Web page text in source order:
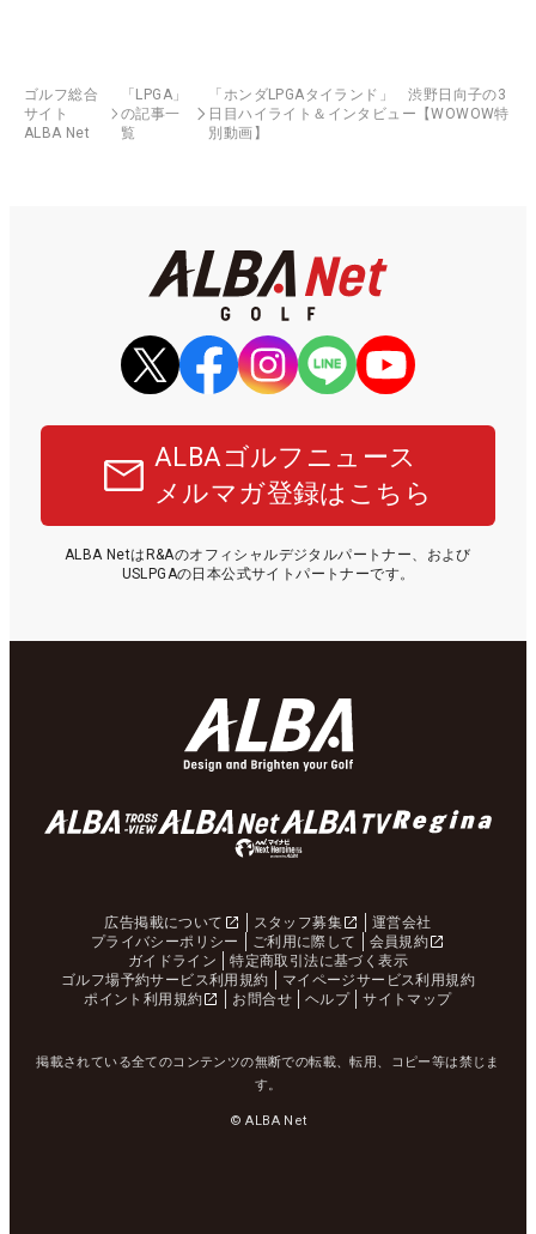
ゴルフ総合
サイト
ALBA Net
「LPGA」
の記事一
覧
「ホンダLPGAタイランド」 渋野日向子の3
日目ハイライト＆インタビュー【WOWOW特
別動画】
ALBAゴルフニュース
メルマガ登録はこちら
ALBA NetはR&Aのオフィシャルデジタルパートナー、および
USLPGAの日本公式サイトパートナーです。
広告掲載について スタッフ募集
運営会社
プライバシーポリシー
ご利用に際して
会員規約
ガイドライン
特定商取引法に基づく表示
ゴルフ場予約サービス利用規約
マイページサービス利用規約
ポイント利用規約
お問合せ ヘルプ サイトマップ
掲載されている全てのコンテンツの無断での転載、転用、コピー等は禁じま
す。
© ALBA Net